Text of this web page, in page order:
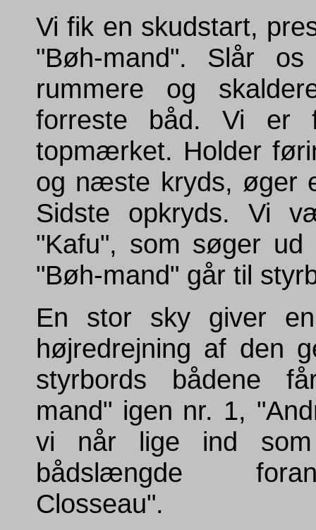
Vi fik en skudstart,
"Bøh-mand". Slår
rummere og
forreste båd. Vi er
topmærket. Holder
og næste kryds, øger
Sidste opkryds. Vi
"Kafu", som søger ud
"Bøh-mand" går til
En stor sky giver
højredrejning af den
styrbords bådene
mand" igen nr. 1,
vi når lige ind
bådslængde
Closseau".